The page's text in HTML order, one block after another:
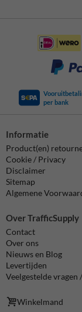
per bank
Informatie
Product(en)
Cookie / Privacy
Disclaimer
Sitemap
Algemene
Over TrafficSupply
Contact
Over ons
Nieuws en Blog
Levertijden
Veelgestelde vragen
Winkelmand